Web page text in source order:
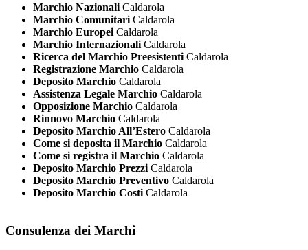
Marchio Nazionali Caldarola
Marchio Comunitari Caldarola
Marchio Europei Caldarola
Marchio Internazionali Caldarola
Ricerca del Marchio Preesistenti Caldarola
Registrazione Marchio Caldarola
Deposito Marchio Caldarola
Assistenza Legale Marchio Caldarola
Opposizione Marchio Caldarola
Rinnovo Marchio Caldarola
Deposito Marchio All’Estero Caldarola
Come si deposita il Marchio Caldarola
Come si registra il Marchio Caldarola
Deposito Marchio Prezzi Caldarola
Deposito Marchio Preventivo Caldarola
Deposito Marchio Costi Caldarola
Consulenza dei Marchi